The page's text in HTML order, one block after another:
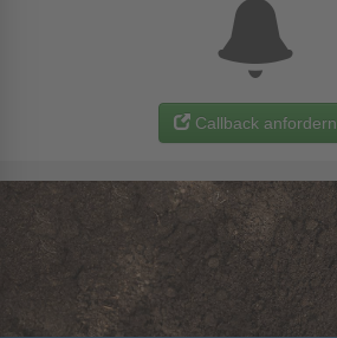
Callback anfordern